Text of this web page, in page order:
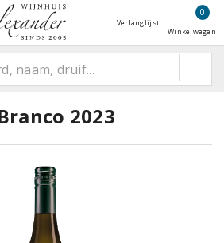
Verlanglijst
0
Winkelwagen
2023